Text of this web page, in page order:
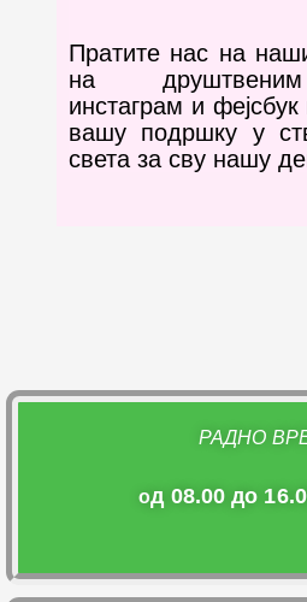
Пратите нас на
на
инстаграм и
вашу подршку у
света за сву нашу
РАДНО
од 08.00 до